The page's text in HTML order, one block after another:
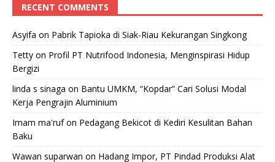
RECENT COMMENTS
Asyifa on Pabrik Tapioka di Siak-Riau Kekurangan Singkong
Tetty on Profil PT Nutrifood Indonesia, Menginspirasi Hidup
Bergizi
linda s sinaga on Bantu UMKM, “Kopdar” Cari Solusi Modal
Kerja Pengrajin Aluminium
Imam ma'rufon Pedagang Bekicot di Kediri Kesulitan Bahan
Baku
Wawan suparwan on Hadang Impor, PT Pindad Produksi Alat